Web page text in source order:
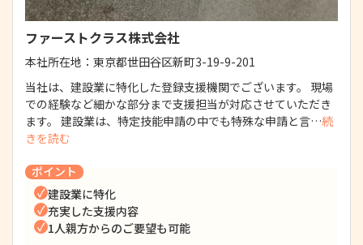
ファーストクラス株式会社
本社所在地： 東京都世田谷区新町3-19-9-201
当社は、建設業に特化した登録支援機関でございます。 現場
での経験など細かな部分まで支援担当が対応させていただき
ます。 建設業は、特定技能申請の中でも特殊な申請と言…続
きを読む
ポイント
建設業に特化
充実した支援内容
1人親方からのご要望も可能